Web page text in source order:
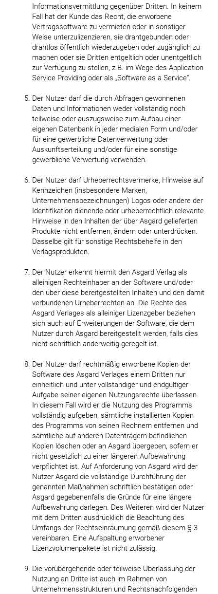
Informationsvermittlung gegenüber Dritten. In keinem
Fall hat der Kunde das Recht, die erworbene
Vertragssoftware zu vermieten oder in sonstiger
Weise unterzulizenzieren, sie drahtgebunden oder
drahtlos öffentlich wiederzugeben oder zugänglich zu
machen oder sie Dritten entgeltlich oder unentgeltlich
zur Verfügung zu stellen, z.B. im Wege des Application
Service Providing oder als „Software as a Service“.
Der Nutzer darf die durch Abfragen gewonnenen
Daten und Informationen weder vollständig noch
teilweise oder auszugsweise zum Aufbau einer
eigenen Datenbank in jeder medialen Form und/oder
für eine gewerbliche Datenverwertung oder
Auskunftserteilung und/oder für eine sonstige
gewerbliche Verwertung verwenden.
Der Nutzer darf Urheberrechtsvermerke, Hinweise auf
Kennzeichen (insbesondere Marken,
Unternehmensbezeichnungen) Logos oder andere der
Identifikation dienende oder urheberrechtlich relevante
Hinweise in den Inhalten der über Asgard gelieferten
Produkte nicht entfernen, ändern oder unterdrücken.
Dasselbe gilt für sonstige Rechtsbehelfe in den
Verlagsprodukten.
Der Nutzer erkennt hiermit den Asgard Verlag als
alleinigen Rechteinhaber an der Software und/oder
den über diese bereitgestellten Inhalten und den damit
verbundenen Urheberrechten an. Die Rechte des
Asgard Verlages als alleiniger Lizenzgeber beziehen
sich auch auf Erweiterungen der Software, die dem
Nutzer durch Asgard bereitgestellt werden, falls dies
nicht schriftlich anderweitig geregelt ist.
Der Nutzer darf rechtmäßig erworbene Kopien der
Software des Asgard Verlages einem Dritten nur
einheitlich und unter vollständiger und endgültiger
Aufgabe seiner eigenen Nutzungsrechte überlassen.
In diesem Fall wird er die Nutzung des Programms
vollständig aufgeben, sämtliche installierten Kopien
des Programms von seinen Rechnern entfernen und
sämtliche auf anderen Datenträgern befindlichen
Kopien löschen oder an Asgard übergeben, sofern er
nicht gesetzlich zu einer längeren Aufbewahrung
verpflichtet ist. Auf Anforderung von Asgard wird der
Nutzer Asgard die vollständige Durchführung der
genannten Maßnahmen schriftlich bestätigen oder
Asgard gegebenenfalls die Gründe für eine längere
Aufbewahrung darlegen. Des Weiteren wird der Nutzer
mit dem Dritten ausdrücklich die Beachtung des
Umfangs der Rechtseinräumung gemäß diesem § 3
vereinbaren. Eine Aufspaltung erworbener
Lizenzvolumenpakete ist nicht zulässig.
Die vorübergehende oder teilweise Überlassung der
Nutzung an Dritte ist auch im Rahmen von
Unternehmensstrukturen und Rechtsnachfolgenden